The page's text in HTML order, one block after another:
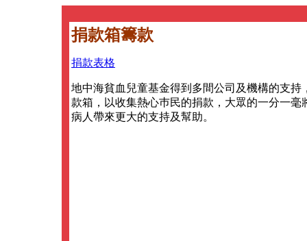
捐款箱籌款
捐款表格
地中海貧血兒童基金得到多間公司及機構的支持
款箱，以收集熱心巿民的捐款，大眾的一分一毫
病人帶來更大的支持及幫助。